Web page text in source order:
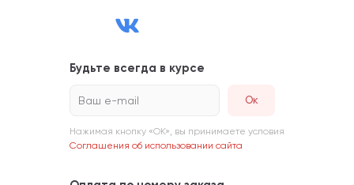
Будьте всегда в курсе
Ваш e-mail
Нажимая кнопку «ОК», вы принимаете условия
Соглашения об использовании сайта